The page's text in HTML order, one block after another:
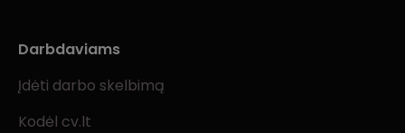
Darbdaviams
Įdėti darbo skelbimą
Kodėl cv.lt